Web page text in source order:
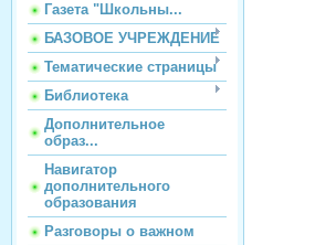
Газета "Школьны...
БАЗОВОЕ УЧРЕЖДЕНИЕ
Тематические страницы
Библиотека
Дополнительное
образ...
Навигатор
дополнительного
образования
Разговоры о важном